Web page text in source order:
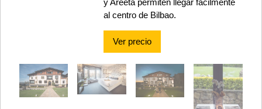
y Areeta permiten llegar fácilmente
al centro de Bilbao.
Ver precio